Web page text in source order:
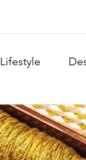
Lifestyle